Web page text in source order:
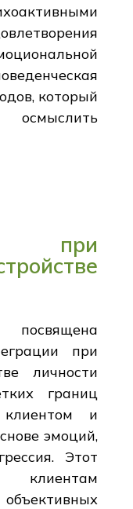
который
при
при
личности
границ
и
эмоций,
Этот